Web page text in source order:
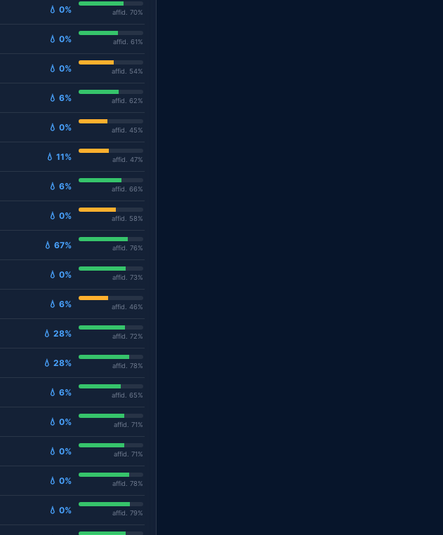
💧 0% affid. 70%
💧 0% affid. 61%
💧 0% affid. 54%
💧 6% affid. 62%
💧 0% affid. 45%
💧 11% affid. 47%
💧 6% affid. 66%
💧 0% affid. 58%
💧 67% affid. 76%
💧 0% affid. 73%
💧 6% affid. 46%
💧 28% affid. 72%
💧 28% affid. 78%
💧 6% affid. 65%
💧 0% affid. 71%
💧 0% affid. 71%
💧 0% affid. 78%
💧 0% affid. 79%